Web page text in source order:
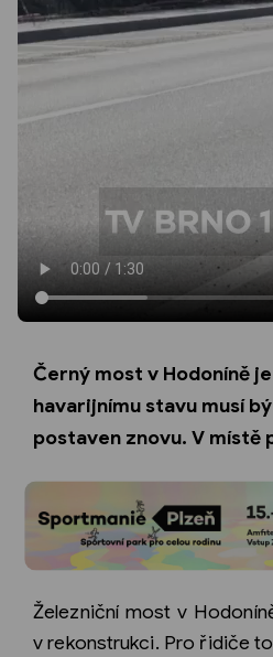
Černý most v Hodoníně
havarijnímu stavu musí
postaven znovu. V místě
Železniční most v
v rekonstrukci. Pro řidiče